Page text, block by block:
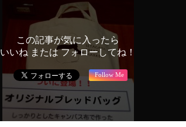
この記事が気に入ったら
いいね または フォローしてね！
Follow Me